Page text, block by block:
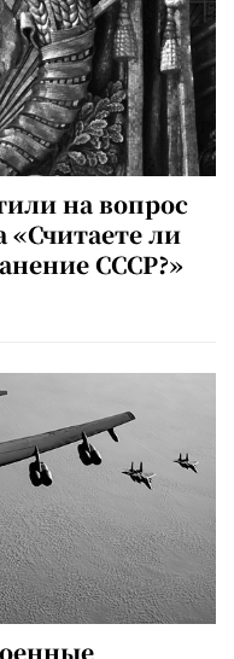
на вопрос
«Считаете ли
СССР?»